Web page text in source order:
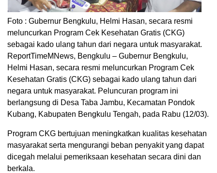
Foto : Gubernur Bengkulu, Helmi Hasan, secara resmi
meluncurkan Program Cek Kesehatan Gratis (CKG)
sebagai kado ulang tahun dari negara untuk masyarakat.
ReportTimeMNews, Bengkulu – Gubernur Bengkulu,
Helmi Hasan, secara resmi meluncurkan Program Cek
Kesehatan Gratis (CKG) sebagai kado ulang tahun dari
negara untuk masyarakat. Peluncuran program ini
berlangsung di Desa Taba Jambu, Kecamatan Pondok
Kubang, Kabupaten Bengkulu Tengah, pada Rabu (12/03).
Program CKG bertujuan meningkatkan kualitas kesehatan
masyarakat serta mengurangi beban penyakit yang dapat
dicegah melalui pemeriksaan kesehatan secara dini dan
berkala.